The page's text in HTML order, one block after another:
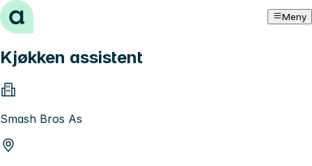
Hopp til innhold Meny
Kjøkken assistent
Smash Bros As